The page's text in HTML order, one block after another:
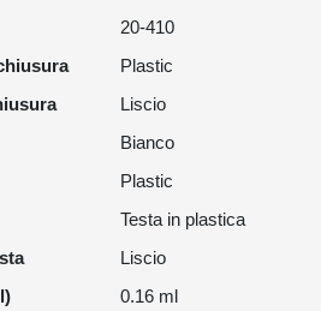
20-410
Plastic
Liscio
Bianco
Plastic
Testa in plastica
Liscio
0.16 ml